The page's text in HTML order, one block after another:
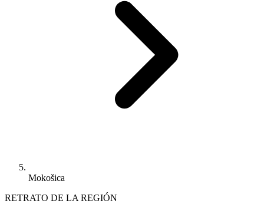
Mokošica
RETRATO DE LA REGIÓN